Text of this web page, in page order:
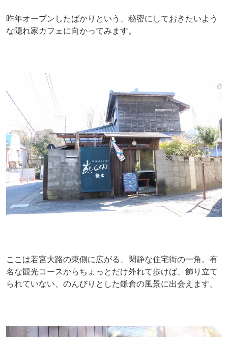
昨年オープンしたばかりという、秘密にしておきたいよう
な隠れ家カフェに向かってみます。
ここは若宮大路の東側に広がる、閑静な住宅街の一角。有
名な観光コースからちょっとだけ外れて歩けば、飾り立て
られていない、のんびりとした鎌倉の風景に出会えます。